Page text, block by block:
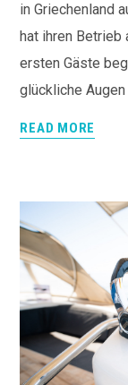
in Griechenland
hat ihren Betrieb
ersten Gäste
glückliche
READ MORE